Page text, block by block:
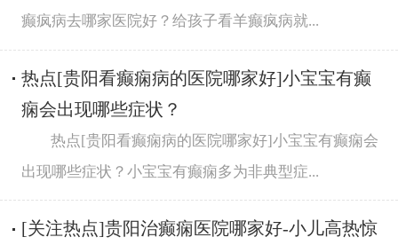
癫疯病去哪家医院好？给孩子看羊癫疯病就...
热点[贵阳看癫痫病的医院哪家好]小宝宝有癫
痫会出现哪些症状？
热点[贵阳看癫痫病的医院哪家好]小宝宝有癫痫会
出现哪些症状？小宝宝有癫痫多为非典型症...
[关注热点]贵阳治癫痫医院哪家好-小儿高热惊